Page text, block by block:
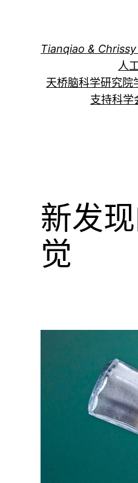
Tianqiao &
人
天桥脑科学研究院
支持科学
新发
觉